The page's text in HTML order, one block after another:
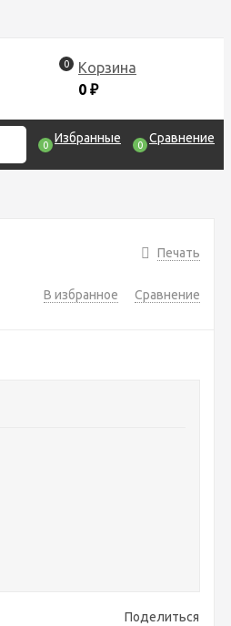
0
Корзина
0 ₽
0 Избранные 0 Сравнение
Печать
В избранное Сравнение
Поделиться